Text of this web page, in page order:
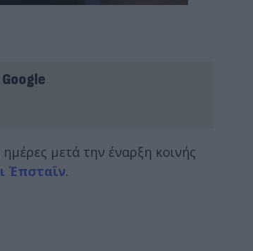
Google
μετά την έναρξη κοινής
Έπσταϊν.